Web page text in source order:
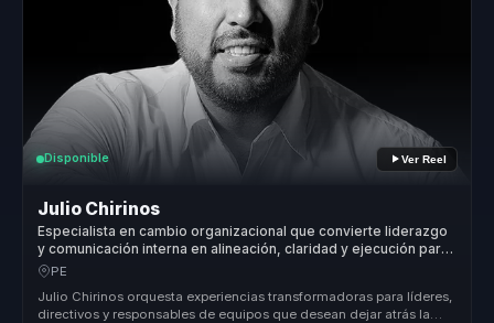
Disponible Ver Reel
Julio Chirinos
Especialista en cambio organizacional que convierte liderazgo
y comunicación interna en alineación, claridad y ejecución para
equipos.
PE
Julio Chirinos orquesta experiencias transformadoras para líderes,
directivos y responsables de equipos que desean dejar atrás la